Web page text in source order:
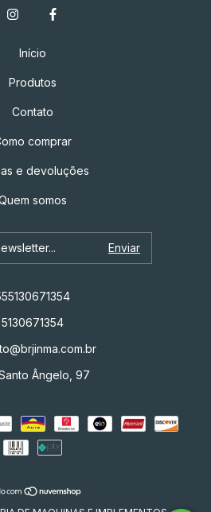
Início
Produtos
Contato
comprar
e devoluções
somos
5130671354
Ângelo, 97